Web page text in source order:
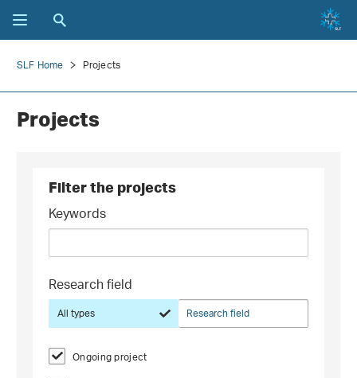
SLF Home Projects
Projects
Filter the projects
Keywords
Research field
All types Research field
Ongoing project